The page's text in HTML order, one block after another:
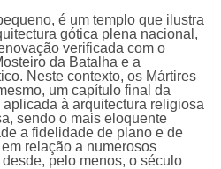
é um templo que ilustra
gótica plena nacional,
verificada com o
da Batalha e a
Neste contexto, os Mártires
um capítulo final da
à arquitectura religiosa
sendo o mais eloquente
a fidelidade de plano e de
relação a numerosos
pelo menos, o século